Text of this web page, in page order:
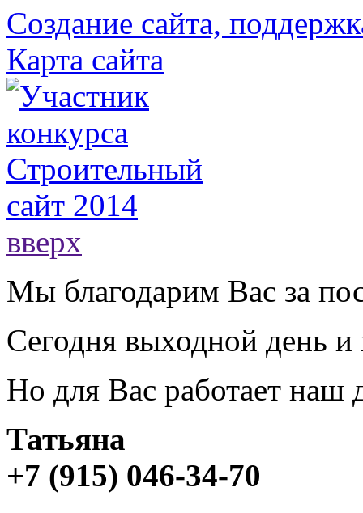
Создание сайта,
Карта сайта
вверх
Мы благодарим Вас за
Сегодня выходной день
Но для Вас работает
Татьяна
+7 (915) 046-34-70